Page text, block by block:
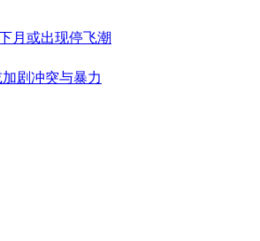
月或出现停飞潮
剧冲突与暴力